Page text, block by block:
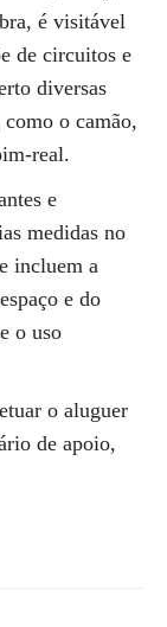
é visitável
de circuitos e
diversas
o camão,
real.
e
medidas no
incluem a
e do
o uso
o aluguer
de apoio,